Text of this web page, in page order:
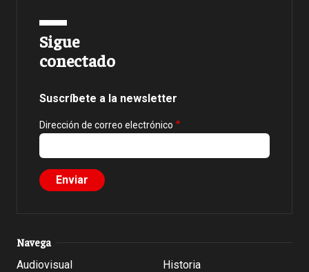
Sigue
conectado
Suscríbete a la newsletter
Dirección de correo electrónico
Navega
Audiovisual
Historia